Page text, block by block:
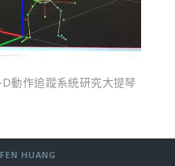
動作追蹤系統研究大提琴
HUANG